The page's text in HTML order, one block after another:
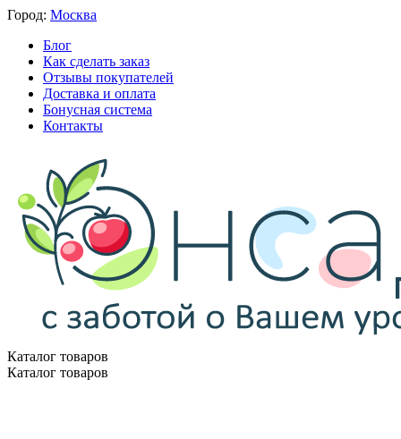
Город: Москва
Блог
Как сделать заказ
Отзывы покупателей
Доставка и оплата
Бонусная система
Контакты
Каталог товаров
Каталог товаров